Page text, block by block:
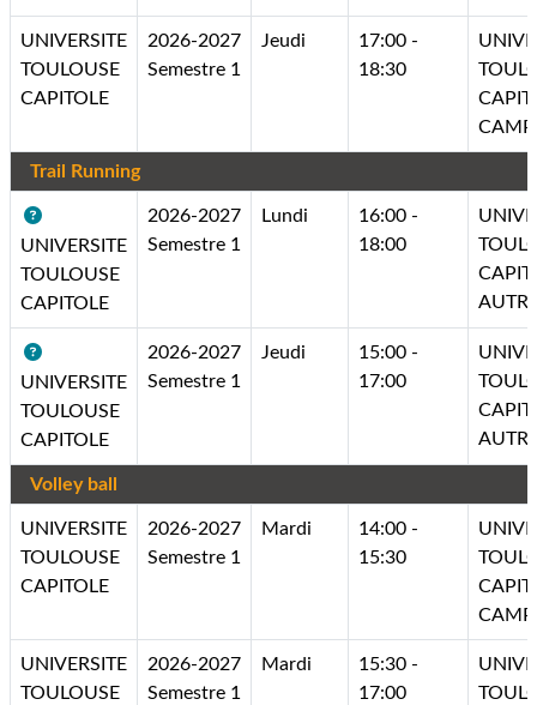
UNIVERSITE
TOULOUSE
CAPITOLE
2026-2027
Semestre 1
Jeudi
17:00 -
18:30
Trail Running
UNIVERSITE
TOULOUSE
CAPITOLE
2026-2027
Semestre 1
Lundi
16:00 -
18:00
UNIVERSITE
TOULOUSE
CAPITOLE
2026-2027
Semestre 1
Jeudi
15:00 -
17:00
Volley ball
UNIVERSITE
TOULOUSE
CAPITOLE
2026-2027
Semestre 1
Mardi
14:00 -
15:30
UNIVERSITE
TOULOUSE
2026-2027
Semestre 1
Mardi
15:30 -
17:00